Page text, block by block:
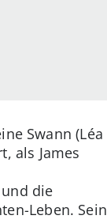
Swann (Léa
als James
die
Leben. Sein